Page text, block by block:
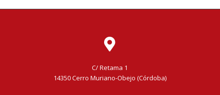
C/ Retama 1
14350 Cerro Muriano-Obejo (Córdoba)